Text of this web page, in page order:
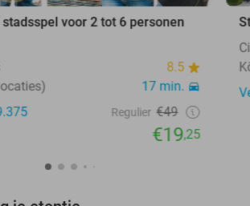
voor 2 tot 6 personen
8.5
17 min.
Regulier €49
€19,25